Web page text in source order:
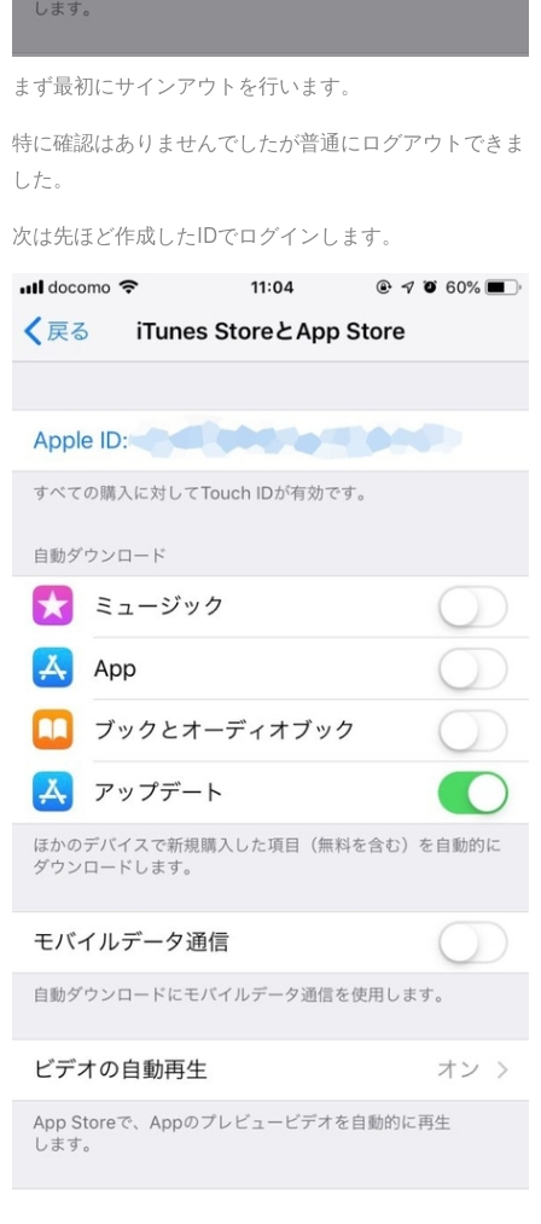
まず最初にサインアウトを行います。
特に確認はありませんでしたが普通にログアウトできま
した。
次は先ほど作成したIDでログインします。